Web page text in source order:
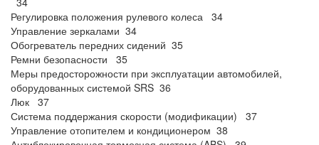
Регулировка положения рулевого колеса 34
Управление зеркалами 34
Обогреватель передних сидений 35
Ремни безопасности 35
Меры предосторожности при эксплуатации автомобилей,
оборудованных системой SRS 36
Люк 37
Система поддержания скорости (модификации) 37
Управление отопителем и кондиционером 38